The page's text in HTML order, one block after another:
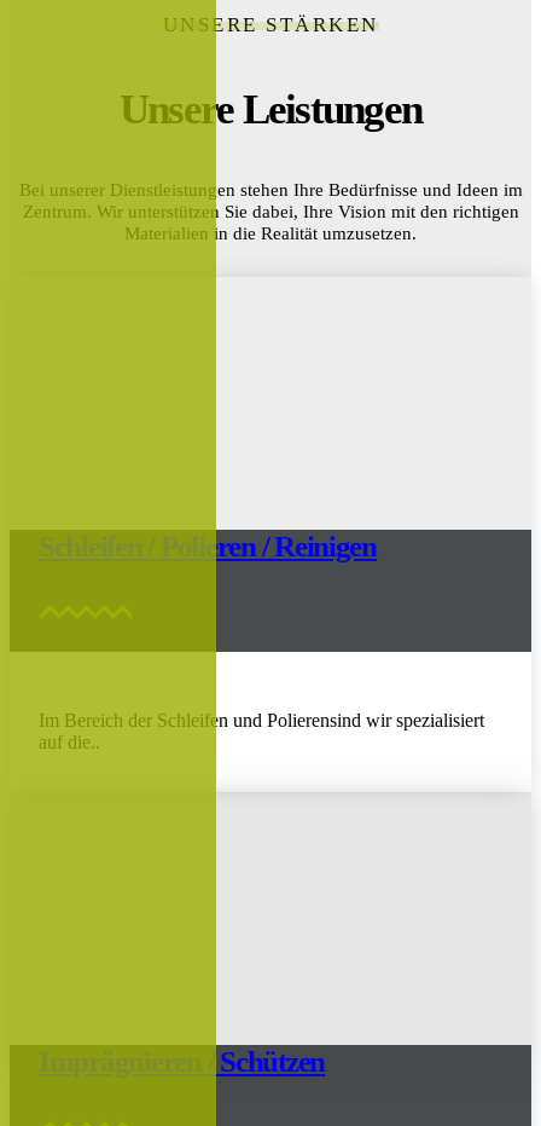
UNSERE STÄRKEN
Unsere Leistungen
Bei unserer Dienstleistungen stehen Ihre Bedürfnisse und Ideen im
Zentrum. Wir unterstützen Sie dabei, Ihre Vision mit den richtigen
Materialien in die Realität umzusetzen.
Schleifen / Polieren / Reinigen
Im Bereich der Schleifen und Polierensind wir spezialisiert
auf die..
Imprägnieren / Schützen